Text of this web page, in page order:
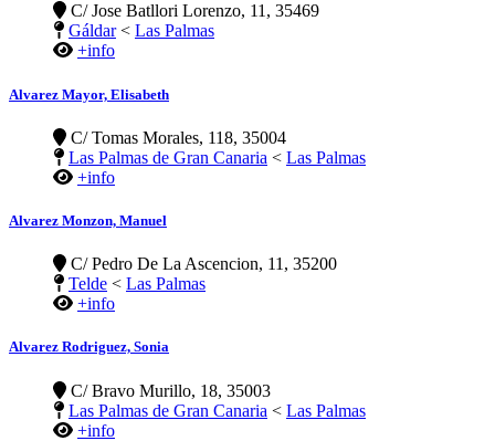
C/ Jose Batllori Lorenzo, 11, 35469
Gáldar< Las Palmas
+info
Alvarez Mayor, Elisabeth
C/ Tomas Morales, 118, 35004
Las Palmas de Gran Canaria < Las Palmas
+info
Alvarez Monzon, Manuel
C/ Pedro De La Ascencion, 11, 35200
Telde < Las Palmas
+info
Alvarez Rodriguez, Sonia
C/ Bravo Murillo, 18, 35003
Las Palmas de Gran Canaria < Las Palmas
+info